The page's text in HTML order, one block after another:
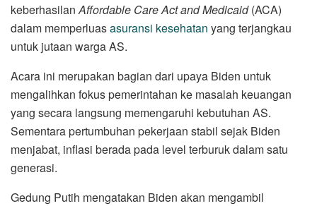
keberhasilanAffordable Care Act and Medicaid(ACA)
dalam memperluasasuransi kesehatan yang terjangkau
untuk jutaan warga AS.
Acara ini merupakan bagian dari upaya Biden untuk
mengalihkan fokus pemerintahan ke masalah keuangan
yang secara langsung memengaruhi kebutuhan AS.
Sementara pertumbuhan pekerjaan stabil sejak Biden
menjabat, inflasi berada pada level terburuk dalam satu
generasi.
Gedung Putih mengatakan Biden akan mengambil